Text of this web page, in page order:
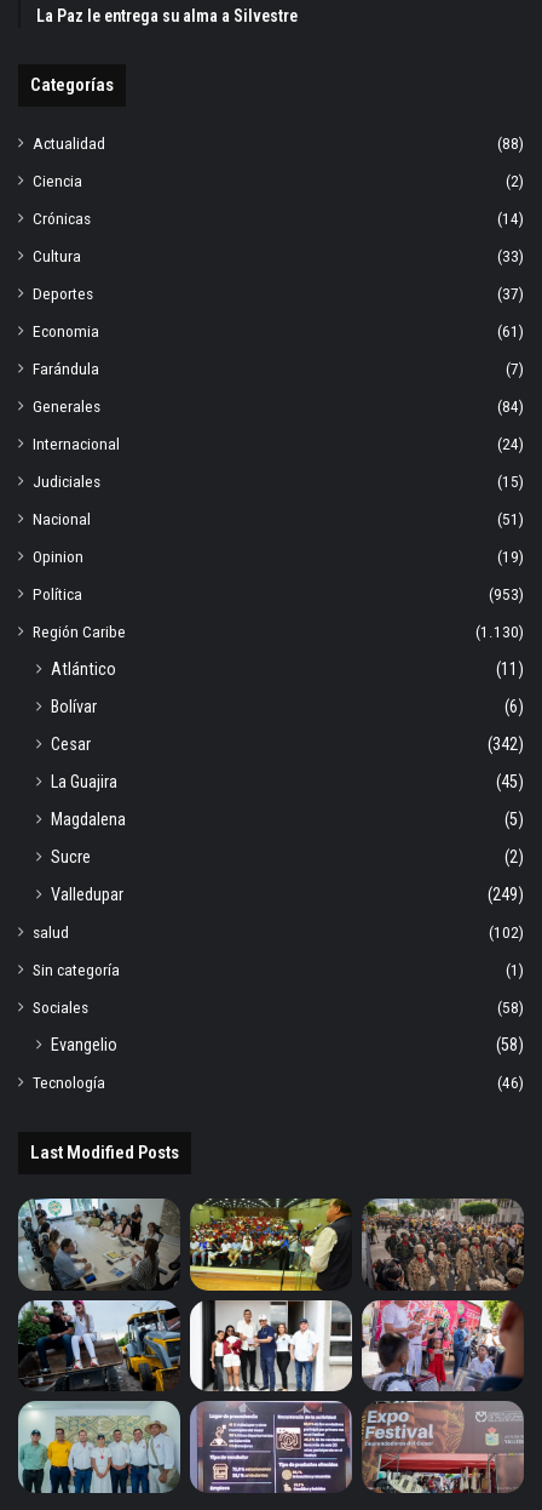
La Paz le entrega su alma a Silvestre
Categorías
Actualidad
(88)
Ciencia
(2)
Crónicas
(14)
Cultura
(33)
Deportes
(37)
Economia
(61)
Farándula
(7)
Generales
(84)
Internacional
(24)
Judiciales
(15)
Nacional
(51)
Opinion
(19)
Política
(953)
Región Caribe
(1.130)
Atlántico
(11)
Bolívar
(6)
Cesar
(342)
La Guajira
(45)
Magdalena
(5)
Sucre
(2)
Valledupar
(249)
salud
(102)
Sin categoría
(1)
Sociales
(58)
Evangelio
(58)
Tecnología
(46)
Last Modified Posts